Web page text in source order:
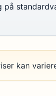
på
kan